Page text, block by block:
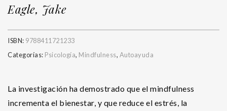
Eagle, Jake
ISBN: 9788411721233
Categorías: Psicología, Mindfulness, Autoayuda
La investigación ha demostrado que el mindfulness
incrementa el bienestar, y que reduce el estrés, la